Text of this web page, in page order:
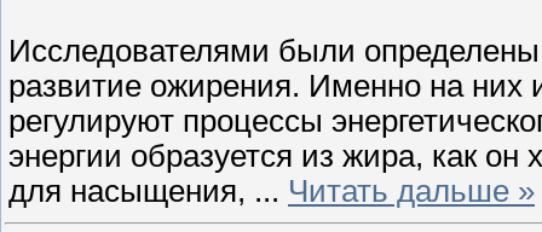
Исследователями были
развитие ожирения. Именно на них
регулируют процессы
энергии образуется из жира, как
для насыщения, ... Читать дальше »